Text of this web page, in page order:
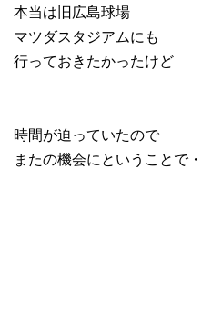
本当は旧広島球場
マツダスタジアムにも
行っておきたかったけど
時間が迫っていたので
またの機会にということで